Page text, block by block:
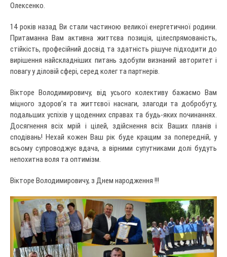
Олексенко.
14 років назад Ви стали частиною великої енергетичної родини.
Притаманна Вам активна життєва позиція, цілеспрямованість,
стійкість, професійний досвід та здатність рішуче підходити до
вирішення найскладніших питань здобули визнаний авторитет і
повагу у діловій сфері, серед колег та партнерів.
Вікторе Володимировичу, від усього колективу бажаємо Вам
міцного здоров’я та життєвої наснаги, злагоди та добробуту,
подальших успіхів у щоденних справах та будь-яких починаннях.
Досягнення всіх мрій і цілей, здійснення всіх Ваших планів і
сподівань! Нехай кожен Ваш рік буде кращим за попередній, у
всьому супроводжує вдача, а вірними супутниками долі будуть
непохитна воля та оптимізм.
Вікторе Володимировичу, з Днем народження !!!